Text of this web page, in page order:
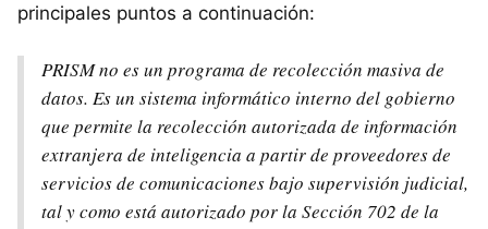
principales puntos a continuación:
PRISM no es un programa de recolección masiva de
datos. Es un sistema informático interno del gobierno
que permite la recolección autorizada de información
extranjera de inteligencia a partir de proveedores de
servicios de comunicaciones bajo supervisión judicial,
tal y como está autorizado por la Sección 702 de la